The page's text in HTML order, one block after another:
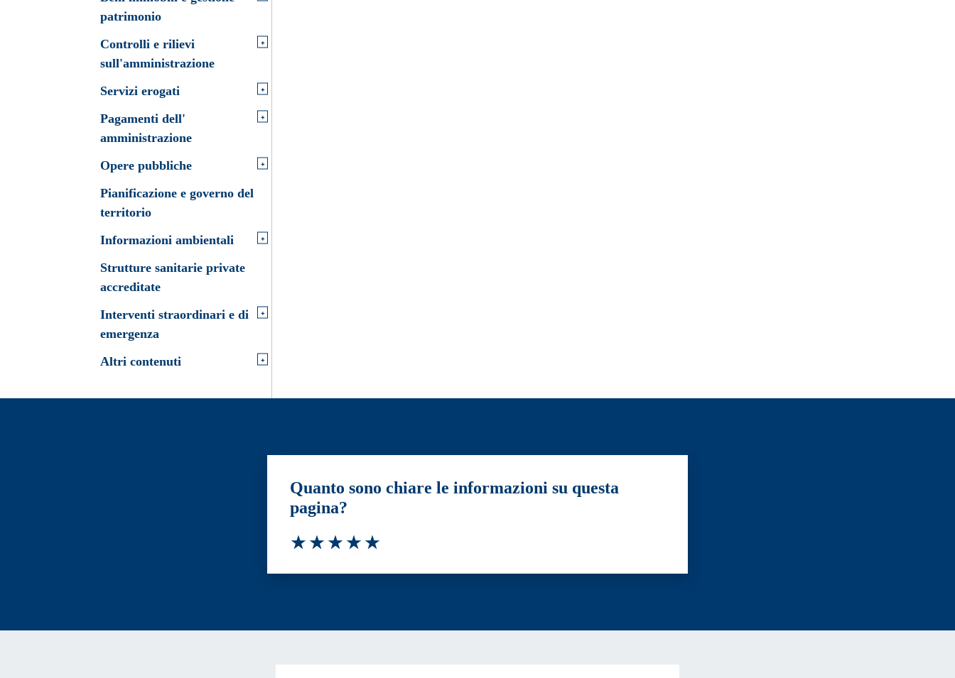
patrimonio
Controlli e rilievi
sull'amministrazione
+
Servizi erogati +
Pagamenti dell'
amministrazione
+
Opere pubbliche +
Pianificazione e governo del
territorio
Informazioni ambientali
+
Strutture sanitarie private
accreditate
Interventi straordinari e di
emergenza
+
Altri contenuti +
Quanto sono chiare le informazioni su questa
pagina?